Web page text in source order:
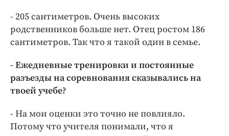
- 205 сантиметров. Очень высоких
родственников больше нет. Отец ростом 186
сантиметров. Так что я такой один в семье.
- Ежедневные тренировки и постоянные
разъезды на соревнования сказывались на
твоей учебе?
- На мои оценки это точно не повлияло.
Потому что учителя понимали, что я